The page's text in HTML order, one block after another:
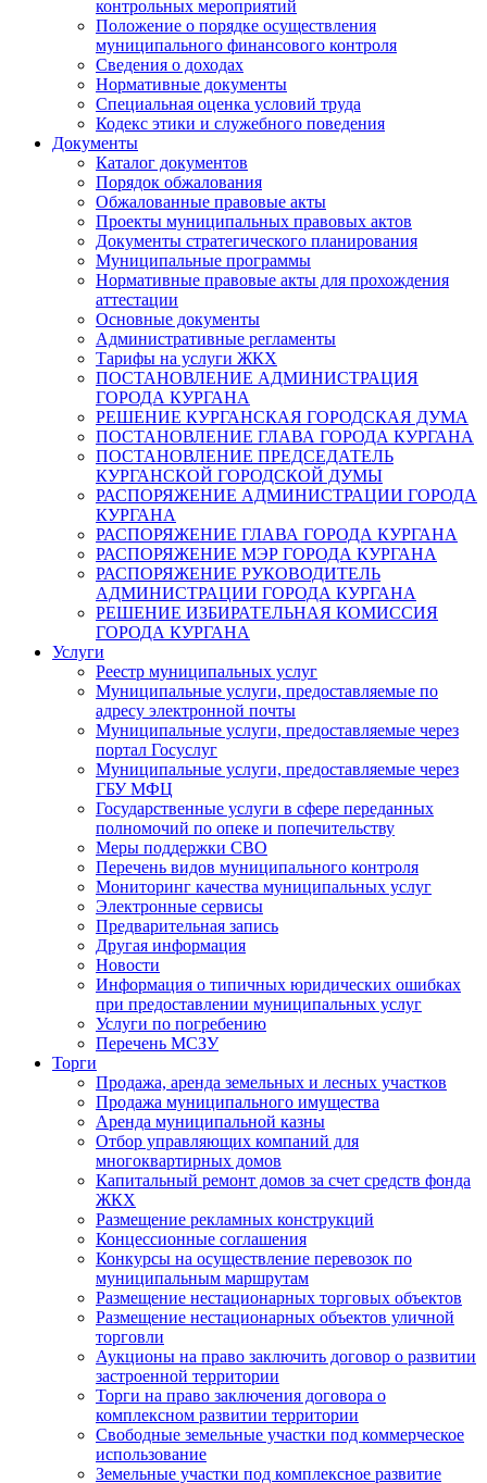
контрольных мероприятий
Положение о порядке осуществления
муниципального финансового контроля
Сведения о доходах
Нормативные документы
Специальная оценка условий труда
Кодекс этики и служебного поведения
Документы
Каталог документов
Порядок обжалования
Обжалованные правовые акты
Проекты муниципальных правовых актов
Документы стратегического планирования
Муниципальные программы
Нормативные правовые акты для прохождения
аттестации
Основные документы
Административные регламенты
Тарифы на услуги ЖКХ
ПОСТАНОВЛЕНИЕ АДМИНИСТРАЦИЯ
ГОРОДА КУРГАНА
РЕШЕНИЕ КУРГАНСКАЯ ГОРОДСКАЯ ДУМА
ПОСТАНОВЛЕНИЕ ГЛАВА ГОРОДА КУРГАНА
ПОСТАНОВЛЕНИЕ ПРЕДСЕДАТЕЛЬ
КУРГАНСКОЙ ГОРОДСКОЙ ДУМЫ
РАСПОРЯЖЕНИЕ АДМИНИСТРАЦИИ ГОРОДА
КУРГАНА
РАСПОРЯЖЕНИЕ ГЛАВА ГОРОДА КУРГАНА
РАСПОРЯЖЕНИЕ МЭР ГОРОДА КУРГАНА
РАСПОРЯЖЕНИЕ РУКОВОДИТЕЛЬ
АДМИНИСТРАЦИИ ГОРОДА КУРГАНА
РЕШЕНИЕ ИЗБИРАТЕЛЬНАЯ КОМИССИЯ
ГОРОДА КУРГАНА
Услуги
Реестр муниципальных услуг
Муниципальные услуги, предоставляемые по
адресу электронной почты
Муниципальные услуги, предоставляемые через
портал Госуслуг
Муниципальные услуги, предоставляемые через
ГБУ МФЦ
Государственные услуги в сфере переданных
полномочий по опеке и попечительству
Меры поддержки СВО
Перечень видов муниципального контроля
Мониторинг качества муниципальных услуг
Электронные сервисы
Предварительная запись
Другая информация
Новости
Информация о типичных юридических ошибках
при предоставлении муниципальных услуг
Услуги по погребению
Перечень МСЗУ
Торги
Продажа, аренда земельных и лесных участков
Продажа муниципального имущества
Аренда муниципальной казны
Отбор управляющих компаний для
многоквартирных домов
Капитальный ремонт домов за счет средств фонда
ЖКХ
Размещение рекламных конструкций
Концессионные соглашения
Конкурсы на осуществление перевозок по
муниципальным маршрутам
Размещение нестационарных торговых объектов
Размещение нестационарных объектов уличной
торговли
Аукционы на право заключить договор о развитии
застроенной территории
Торги на право заключения договора о
комплексном развитии территории
Свободные земельные участки под коммерческое
использование
Земельные участки под комплексное развитие